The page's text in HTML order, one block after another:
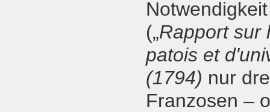
(„Rapport sur
patois et
(1794) nur
Franzosen –